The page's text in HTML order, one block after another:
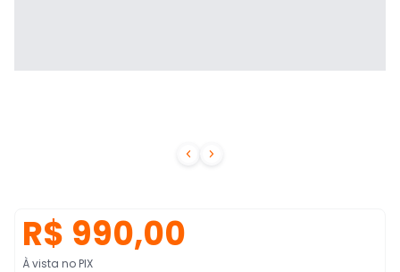
 
R$ 990,00
À vista no PIX